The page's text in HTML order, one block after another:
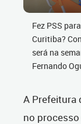
Fez PSS
Curitiba?
será na
Fernando
A Prefeitura
no